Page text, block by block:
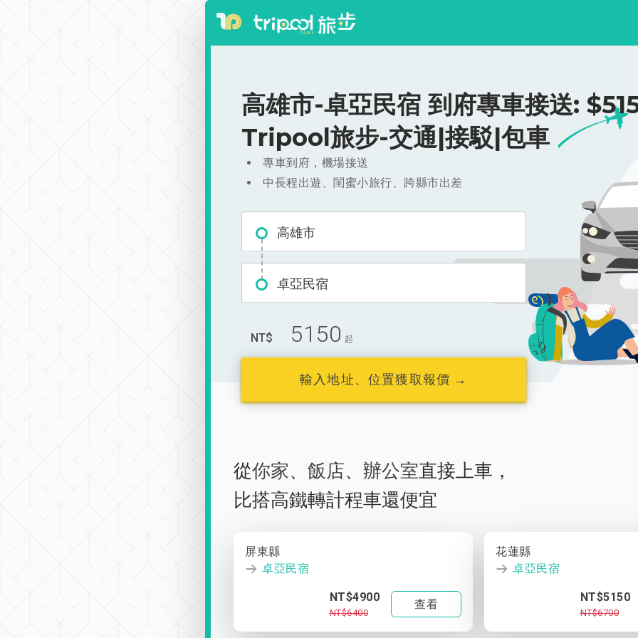
高雄市-卓亞民宿 到府專車接送:
Tripool旅步-交通|接駁|包車
專車到府，機場接送
中長程出遊、閨蜜小旅行、跨縣市出差
高雄市
卓亞民宿
NT$ 5150 起
輸入地址、位置獲取報價 →
從你家、 飯店、 辦公室直接上車，
比搭高鐵轉計程車還便宜
屏東縣
卓亞民宿
NT$4900
NT$6400
查看
花蓮縣
卓亞民宿
NT$5150
NT$6700